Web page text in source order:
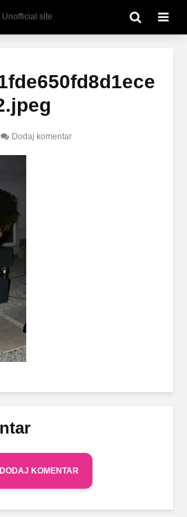
Unofficial site
Dodaj komentar
DODAJ KOMENTAR